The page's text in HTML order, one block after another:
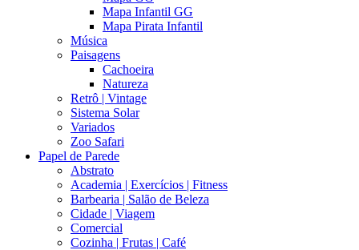
Mapa Infantil GG
Mapa Pirata Infantil
Música
Paisagens
Cachoeira
Natureza
Retrô | Vintage
Sistema Solar
Variados
Zoo Safari
Papel de Parede
Abstrato
Academia | Exercícios | Fitness
Barbearia | Salão de Beleza
Cidade | Viagem
Comercial
Cozinha | Frutas | Café